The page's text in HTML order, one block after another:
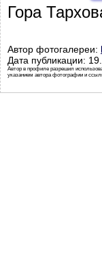
Гора
Автор фотогалереи:
Дата публикации:
Автор в профиле разрешил
указанием автора фотографии и